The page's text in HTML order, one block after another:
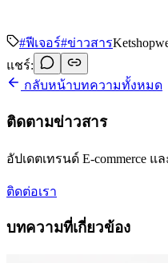
#ฟีเจอร์#ข่าวสาร
แชร์:
กลับหน้าบทความทั้งหมด
ติดตามข่าวสาร
อัปเดตเทรนด์ E-commerce
ติดต่อเรา
บทความที่เกี่ยวข้อง